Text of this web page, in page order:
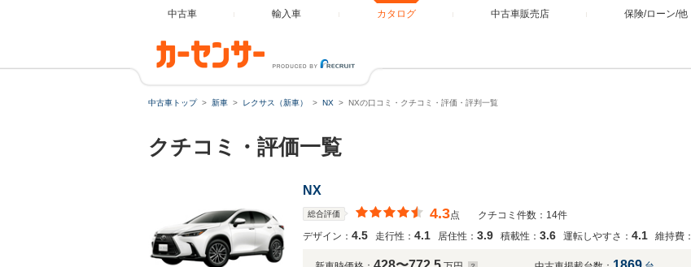
中古車 輸入車 カタログ 中古車販売店 保険/ローン/他
中古車トップ 新車 レクサス（新車） NX NXの口コミ・クチコミ・評価・評判一覧
クチコミ・評価一覧
NX
総合評価 4.3点
クチコミ件数：14件
デザイン： 4.5 走行性： 4.1 居住性： 3.9 積載性： 3.6 運転しやすさ： 4.1 維持費：